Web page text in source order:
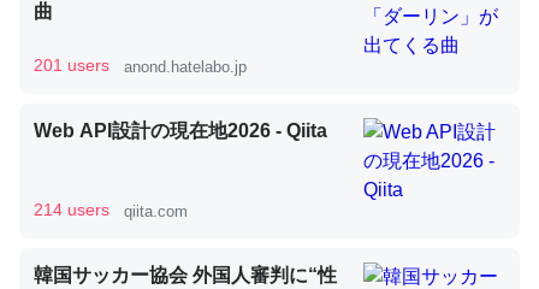
論文では「淡水はカルシウムも酸素も不足してて両方に不
利だから両方が拮抗してるのでは」とあって面白い。海に
ずキチンを強化してる筈だが、酵素が違うのか？
─ニュース :: 【研究発表】昆虫学の大問題＝「昆虫はなぜ海にいな
曲
201 users anond.hatelabo.jp
Web API設計の現在地2026 - Qiita
214 users qiita.com
韓国サッカー協会 外国人審判に“性